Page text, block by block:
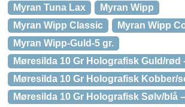
Myran Tuna Lax
Myran Wipp
Myran Wipp Classic
Myran Wipp
Myran Wipp-Guld-5 gr.
Møresilda 10 Gr Holografisk Guld/rød
Møresilda 10 Gr Holografisk Kobber/
Møresilda 10 Gr Holografisk Sølv/blå